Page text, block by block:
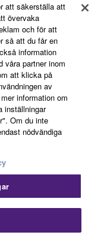
CookiepolicyImprint
att säkerställa att
övervaka
och för att
så att du får en
information
våra partner inom
att klicka på
av
information om
inställningar
Om du inte
nödvändiga